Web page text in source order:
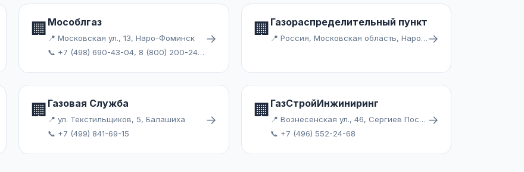
🏢 Мособлгаз
📍 Московская ул., 13, Наро-Фоминск
📞 +7 (498) 690-43-04, 8 (800) 200-24-09
→ 🏢 Газораспределительный пункт
📍 Россия, Московская область, Наро-Фоминский городской округ→
🏢 Газовая Служба
📍 ул. Текстильщиков, 5, Балашиха
📞 +7 (499) 841-69-15
→ 🏢 ГазСтройИнжиниринг
📍 Вознесенская ул., 46, Сергиев Посад
📞 +7 (496) 552-24-68
→